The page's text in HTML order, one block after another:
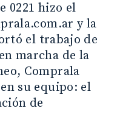
0221 hizo el
y la
el trabajo de
marcha de la
Comprala
su equipo: el
de